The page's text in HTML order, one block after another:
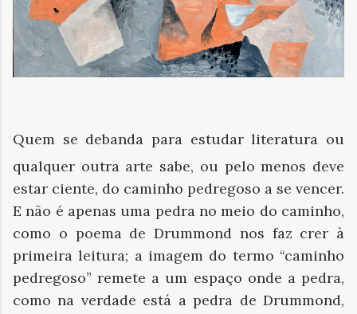
Quem se debanda para estudar literatura ou
qualquer outra arte sabe, ou pelo menos deve
estar ciente, do caminho pedregoso a se vencer.
E não é apenas uma pedra no meio do caminho,
como o poema de Drummond nos faz crer à
primeira leitura; a imagem do termo “caminho
pedregoso” remete a um espaço onde a pedra,
como na verdade está a pedra de Drummond,